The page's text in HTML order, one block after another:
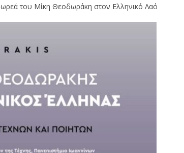
του Μίκη Θεοδωράκη στον Ελληνικό Λαό